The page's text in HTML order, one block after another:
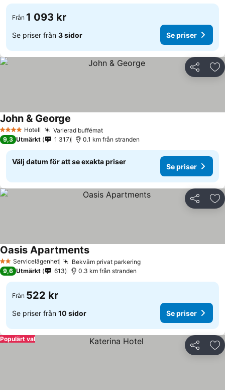
Från 1 093 kr
Se priser från 3 sidor Se priser
Dela
4 StjärnorHotell Varierad buffématSe priser
John & George
9,3 Utmärkt 1 317 0.1 km från stranden
Välj datum för att se exakta priser
Se priser
Dela
2 StjärnorServicelägenhet Bekväm privat parkeringSe priser
Oasis ApartmentsSe priser
9,6 Utmärkt 613 0.3 km från stranden
Från 522 kr
Se priser från 10 sidor Se priser
Dela
Populärt val